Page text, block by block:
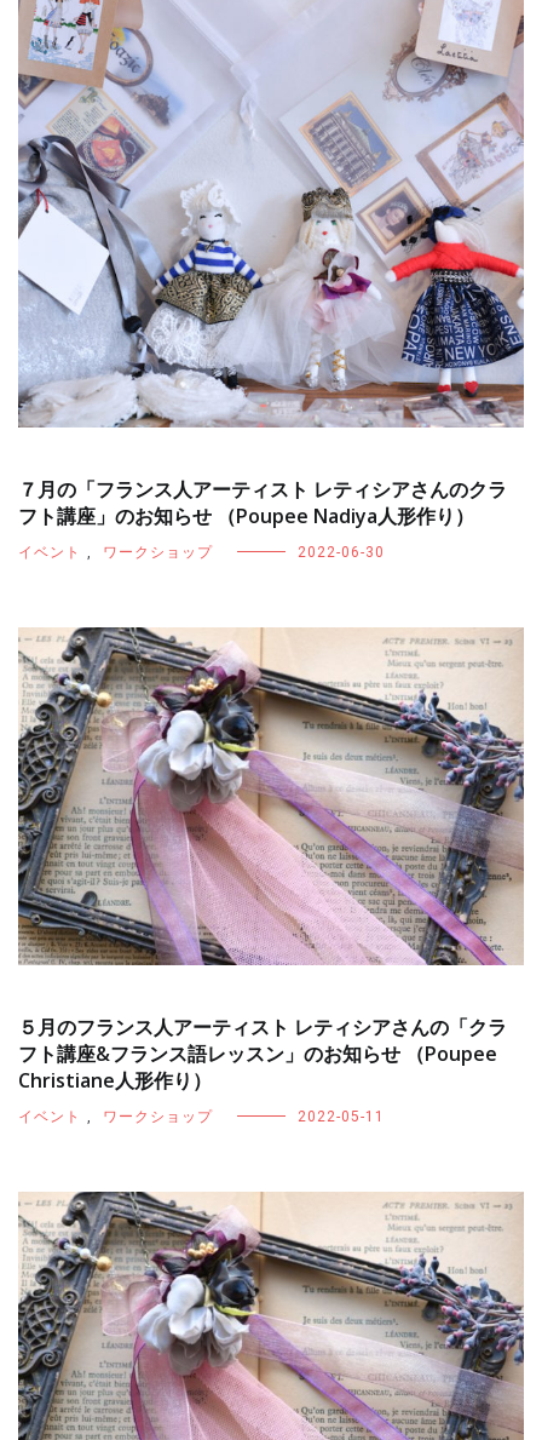
７月の「フランス人アーティスト レティシアさんのクラ
フト講座」のお知らせ （Poupee Nadiya人形作り）
イベント , ワークショップ 2022-06-30
５月のフランス人アーティスト レティシアさんの「クラ
フト講座&フランス語レッスン」のお知らせ （Poupee
Christiane人形作り）
イベント ワークショップ 2022-05-11